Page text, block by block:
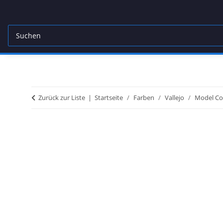
Zurück zur Liste Startseite Farben Vallejo Model